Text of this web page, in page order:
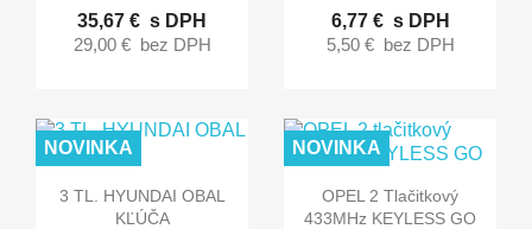
35,67 € s DPH
29,00 € bez DPH
6,77 € s DPH
5,50 € bez DPH
 Rýchly náhľad
3 TL. HYUNDAI OBAL
KĽÚČA
NOVINKA
 Rýchly náhľad
OPEL 2 Tlačitkový
433MHz KEYLESS GO
NOVINKA